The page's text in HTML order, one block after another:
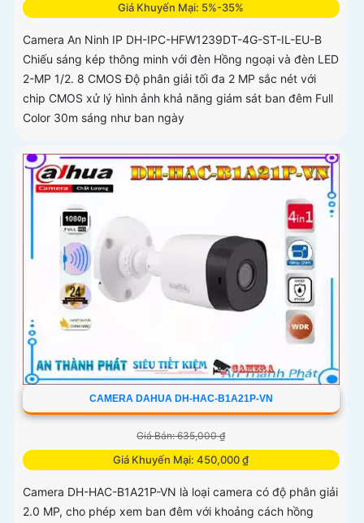
Giá Khuyến Mại: 5%-35%
Camera An Ninh IP DH-IPC-HFW1239DT-4G-ST-IL-EU-B
Chiếu sáng kép thông minh với đèn Hồng ngoại và đèn LED
2-MP 1/2. 8 CMOS Độ phân giải tối đa 2 MP sắc nét với
chip CMOS xử lý hình ảnh khả năng giám sát ban đêm Full
Color 30m sáng như ban ngày
CAMERA DAHUA DH-HAC-B1A21P-VN
Giá Bán: 635,000 ₫
Giá Khuyến Mại: 450,000 ₫
Camera DH-HAC-B1A21P-VN là loại camera có độ phân giải
2.0 MP, cho phép xem ban đêm với khoảng cách hồng